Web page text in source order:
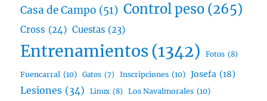
Casa de Campo (51) Control peso (265)
Cross (24) Cuestas (23)
Entrenamientos(1342) Fotos (8)
Fuencarral (10) Gatos (7) Inscripciones (10) Josefa (18)
Lesiones (34) Linux (8) Los Navalmorales (10)